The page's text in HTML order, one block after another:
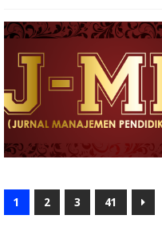
1 2 3 41